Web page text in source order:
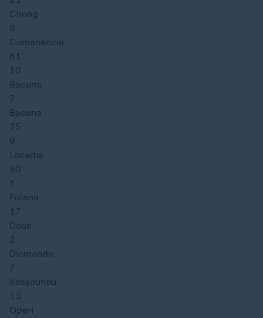
Chong
8
Comenencia
61′
10
Bacuna
7
Bacuna
75′
9
Locadia
90′
1
Fofana
17
Doué
2
Diomande
7
Kossounou
13
Operi